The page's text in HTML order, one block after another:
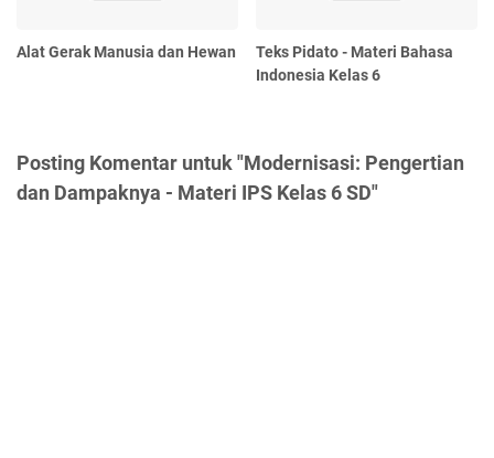
Alat Gerak Manusia dan Hewan
Teks Pidato - Materi Bahasa
Indonesia Kelas 6
Posting Komentar untuk "Modernisasi: Pengertian
dan Dampaknya - Materi IPS Kelas 6 SD"